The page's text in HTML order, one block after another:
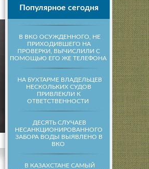
Популярное сегодня
В ВКО ОСУЖДЕННОГО, НЕ
ПРИХОДИВШЕГО НА
ПРОВЕРКИ, ВЫЧИСЛИЛИ С
ПОМОЩЬЮ ЕГО ЖЕ ТЕЛЕФОНА
НА БУХТАРМЕ ВЛАДЕЛЬЦЕВ
НЕСКОЛЬКИХ СУДОВ
ПРИВЛЕКЛИ К
ОТВЕТСТВЕННОСТИ
ДЕСЯТЬ СЛУЧАЕВ
НЕСАНКЦИОНИРОВАННОГО
ЗАБОРА ВОДЫ ВЫЯВЛЕНО В
ВКО
В КАЗАХСТАНЕ САМЫЙ